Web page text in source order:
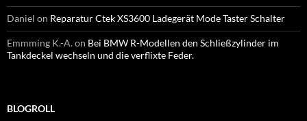
Daniel on Reparatur Ctek XS3600 Ladegerät Mode Taster Schalter
Emmming K.-A.on Bei BMW R-Modellen den Schließzylinder im
Tankdeckel wechseln und die verflixte Feder.
BLOGROLL